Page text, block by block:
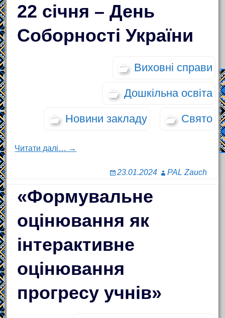
22 січня – День
Соборності України
Виховні справи
Дошкільна освіта
Новини закладу Свято
Читати далі… →
23.01.2024 PAL Zauch
«Формувальне
оцінювання як
інтерактивне
оцінювання
прогресу учнів»